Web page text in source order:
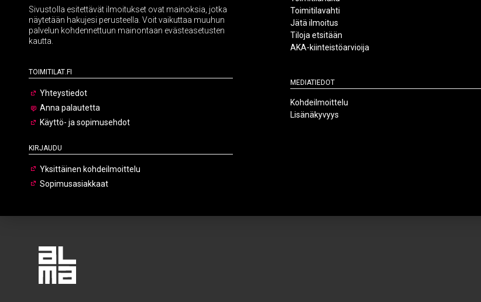
Sivustolla esitettävät ilmoitukset ovat mainoksia, jotka
näytetään hakujesi perusteella. Voit vaikuttaa muuhun
palvelun kohdennettuun mainontaan evästeasetusten
kautta.
Toimitilat.fi
Yhteystiedot
Anna palautetta
Käyttö- ja sopimusehdot
Kirjaudu
Yksittäinen kohdeilmoittelu
Sopimusasiakkaat
Toimitilavahti
Jätä ilmoitus
Tiloja etsitään
AKA-kiinteistöarvioija
Mediatiedot
Kohdeilmoittelu
Lisänäkyvyys